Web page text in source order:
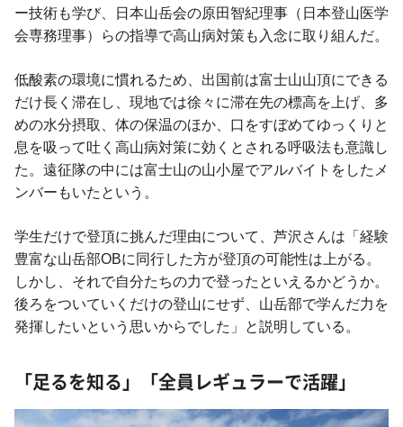
ー技術も学び、日本山岳会の原田智紀理事（日本登山医学
会専務理事）らの指導で高山病対策も入念に取り組んだ。
低酸素の環境に慣れるため、出国前は富士山山頂にできる
だけ長く滞在し、現地では徐々に滞在先の標高を上げ、多
めの水分摂取、体の保温のほか、口をすぼめてゆっくりと
息を吸って吐く高山病対策に効くとされる呼吸法も意識し
た。遠征隊の中には富士山の山小屋でアルバイトをしたメ
ンバーもいたという。
学生だけで登頂に挑んだ理由について、芦沢さんは「経験
豊富な山岳部OBに同行した方が登頂の可能性は上がる。
しかし、それで自分たちの力で登ったといえるかどうか。
後ろをついていくだけの登山にせず、山岳部で学んだ力を
発揮したいという思いからでした」と説明している。
「足るを知る」「全員レギュラーで活躍」